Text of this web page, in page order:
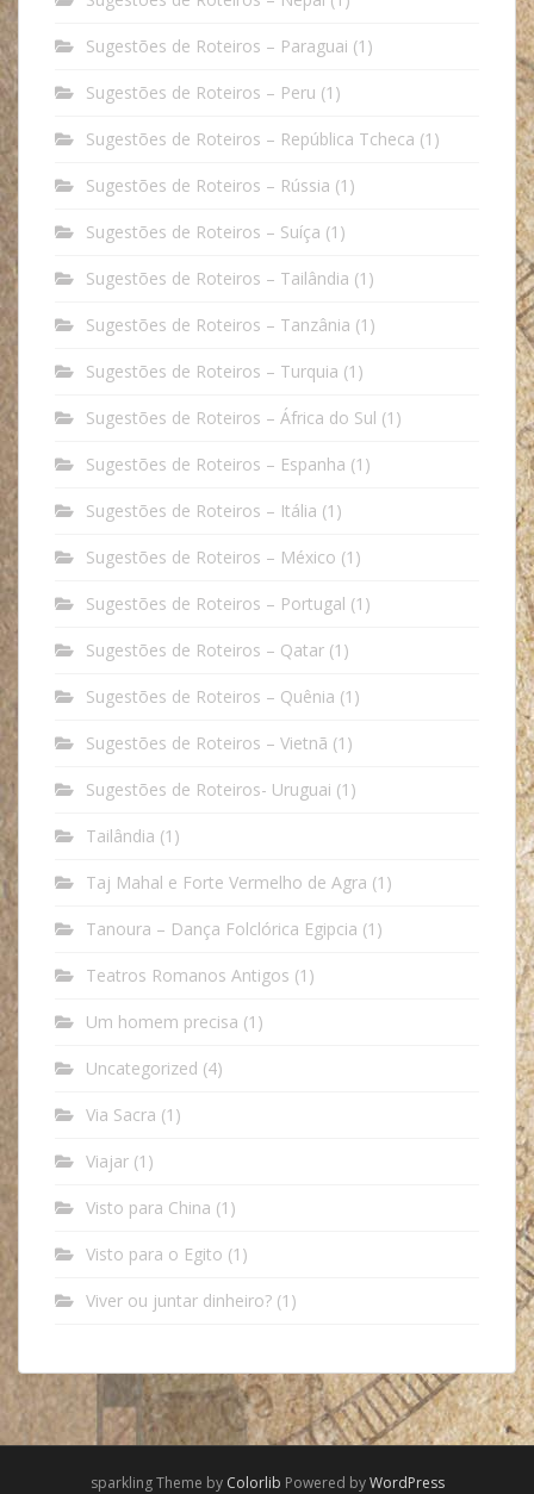
Sugestões de Roteiros – Paraguai (1)
Sugestões de Roteiros – Peru (1)
Sugestões de Roteiros – República Tcheca (1)
Sugestões de Roteiros – Rússia (1)
Sugestões de Roteiros – Suíça (1)
Sugestões de Roteiros – Tailândia (1)
Sugestões de Roteiros – Tanzânia (1)
Sugestões de Roteiros – Turquia (1)
Sugestões de Roteiros – África do Sul (1)
Sugestões de Roteiros – Espanha (1)
Sugestões de Roteiros – Itália (1)
Sugestões de Roteiros – México (1)
Sugestões de Roteiros – Portugal (1)
Sugestões de Roteiros – Qatar (1)
Sugestões de Roteiros – Quênia (1)
Sugestões de Roteiros – Vietnã (1)
Sugestões de Roteiros- Uruguai (1)
Tailândia (1)
Taj Mahal e Forte Vermelho de Agra (1)
Tanoura – Dança Folclórica Egipcia (1)
Teatros Romanos Antigos (1)
Um homem precisa (1)
Uncategorized (4)
Via Sacra (1)
Viajar (1)
Visto para China (1)
Visto para o Egito (1)
Viver ou juntar dinheiro? (1)
sparkling Theme by Colorlib Powered byWordPress